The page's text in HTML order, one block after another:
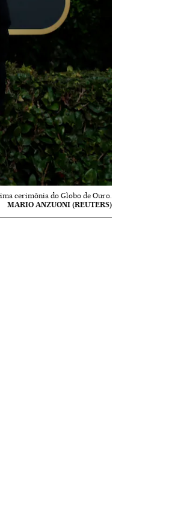
cerimônia do Globo de Ouro.
MARIO ANZUONI (REUTERS)